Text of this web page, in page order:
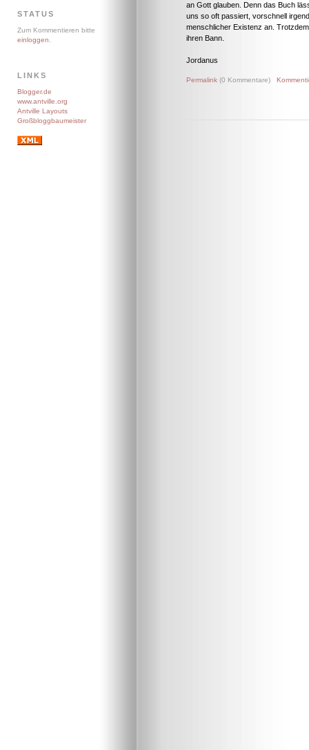
an Gott glauben. Denn das Buch
uns so oft passiert, vorschnell
menschlicher Existenz an.
ihren Bann.
Jordanus
Permalink (0 Kommentare)
STATUS
Zum Kommentieren bitte
einloggen
LINKS
Blogger.de
www.antville.org
Antville Layouts
Großbloggbaumeister